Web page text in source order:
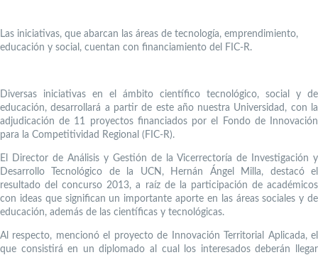
Las iniciativas, que abarcan las áreas de tecnología, emprendimiento,
educación y social, cuentan con financiamiento del FIC-R.
Diversas iniciativas en el ámbito científico tecnológico, social y de
educación, desarrollará a partir de este año nuestra Universidad, con la
adjudicación de 11 proyectos financiados por el Fondo de Innovación
para la Competitividad Regional (FIC-R).
El Director de Análisis y Gestión de la Vicerrectoría de Investigación y
Desarrollo Tecnológico de la UCN, Hernán Ángel Milla, destacó el
resultado del concurso 2013, a raíz de la participación de académicos
con ideas que significan un importante aporte en las áreas sociales y de
educación, además de las científicas y tecnológicas.
Al respecto, mencionó el proyecto de Innovación Territorial Aplicada, el
que consistirá en un diplomado al cual los interesados deberán llegar